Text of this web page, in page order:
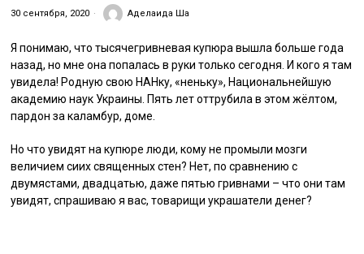
30 сентября, 2020 Аделаида Ша
Я понимаю, что тысячегривневая купюра вышла больше года
назад, но мне она попалась в руки только сегодня. И кого я там
увидела! Родную свою НАНку, «неньку», Национальнейшую
академию наук Украины. Пять лет оттрубила в этом жёлтом,
пардон за каламбур, доме.
Но что увидят на купюре люди, кому не промыли мозги
величием сиих священных стен? Нет, по сравнению с
двумястами, двадцатью, даже пятью гривнами – что они там
увидят, спрашиваю я вас, товарищи украшатели денег?